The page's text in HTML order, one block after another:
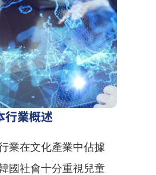
行業概述
業在文化產業中佔據
國社會十分重視兒童